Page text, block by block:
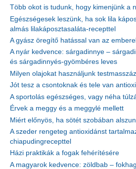
Több okot is tudunk, hogy kimenjünk a
Egészségesek leszünk, ha sok lila
almás lilakáposztasaláta-recepttel
A gyász öregítő hatással van az
A nyár kedvence: sárgadinnye –
és sárgadinnyés-gyömbéres leves
Milyen olajokat használjunk
Jót tesz a csontoknak és tele van
A sportolás egészséges, vagy néha
Érvek a meggy és a meggylé mellett
Miért előnyös, ha sötét szobában
A szeder rengeteg antioxidánst
chiapudingrecepttel
Házi praktikák a fogak fehérítésére
A magyarok kedvence: zöldbab –